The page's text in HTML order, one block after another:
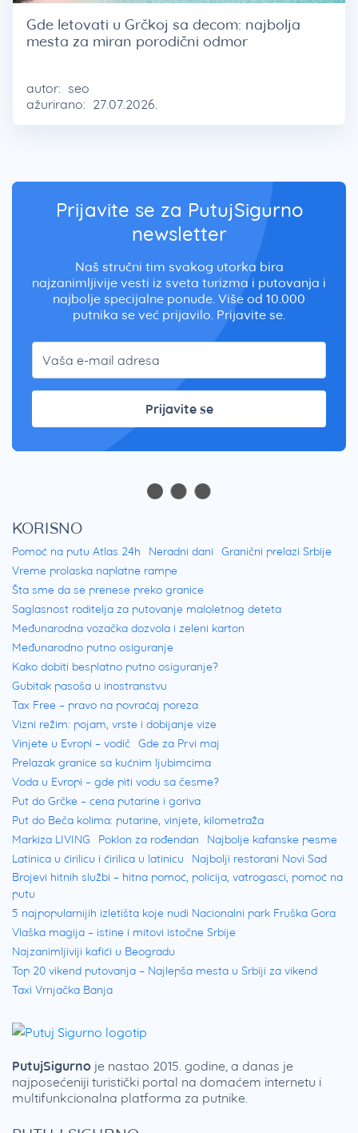
Gde letovati u Grčkoj sa decom: najbolja
mesta za miran porodični odmor
autor: seo
ažurirano: 27.07.2026.
Prijavite se za PutujSigurno
newsletter
Naš stručni tim svakog utorka bira
najzanimljivije vesti iz sveta turizma i putovanja i
najbolje specijalne ponude. Više od 10.000
putnika se već prijavilo. Prijavite se.
Prijavite se
KORISNO
Pomoć na putu Atlas 24h Neradni dani
Granični prelazi Srbije
Vreme prolaska naplatne rampe
Šta sme da se prenese preko granice
Saglasnost roditelja za putovanje maloletnog deteta
Međunarodna vozačka dozvola i zeleni karton
Međunarodno putno osiguranje
Kako dobiti besplatno putno osiguranje?
Gubitak pasoša u inostranstvu
Tax Free – pravo na povraćaj poreza
Vizni režim: pojam, vrste i dobijanje vize
Vinjete u Evropi – vodič Gde za Prvi maj
Prelazak granice sa kućnim ljubimcima
Voda u Evropi – gde piti vodu sa česme?
Put do Grčke – cena putarine i goriva
Put do Beča kolima: putarine, vinjete, kilometraža
Markiza LIVING
Poklon za rođendan
Najbolje kafanske pesme
Latinica u ćirilicu i ćirilica u latinicu
Najbolji restorani Novi Sad
Brojevi hitnih službi – hitna pomoć, policija, vatrogasci, pomoć na
putu
5 najpopularnijih izletišta koje nudi Nacionalni park Fruška Gora
Vlaška magija – istine i mitovi istočne Srbije
Najzanimljiviji kafići u Beogradu
Top 20 vikend putovanja – Najlepša mesta u Srbiji za vikend
Taxi Vrnjačka Banja
PutujSigurno je nastao 2015. godine, a danas je
najposećeniji turistički portal na domaćem internetu i
multifunkcionalna platforma za putnike.